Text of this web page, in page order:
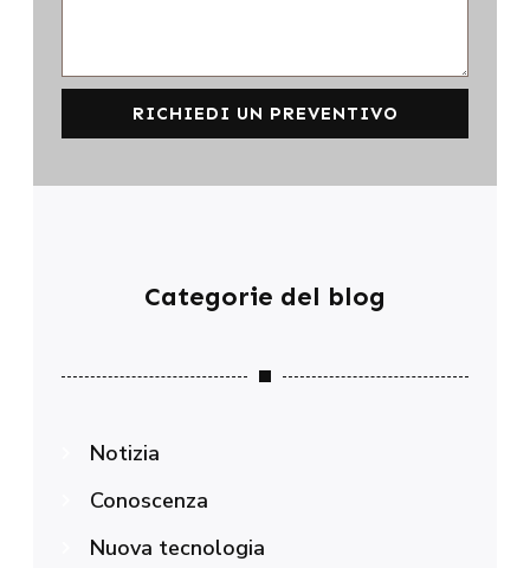
RICHIEDI UN PREVENTIVO
Categorie del blog
Notizia
Conoscenza
Nuova tecnologia